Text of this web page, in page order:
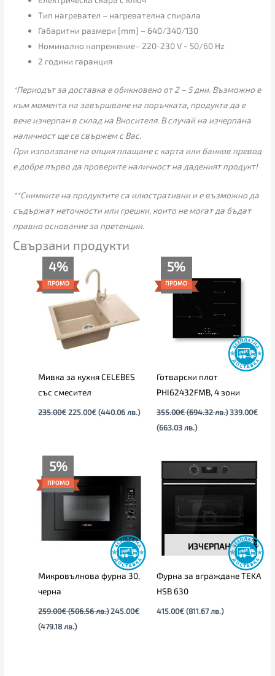
Tип нагревател – нагревателна спирала
Габаритни размери [mm] – 640/340/130
Номинално напрежение– 220-230 V ~ 50/60 Hz
2 години гаранция
*Периодът за доставка е обикновено от 2 – 5 дни. Възможно е
към момента на завършване на поръчката, продукта да е
вече изчерпан в склад на Вносителя. В случай на изчерпана
наличност ще се свържем с Вас.
При използване на опция плащане с карта или банков превод
е добре първо да проверите наличност на даденият продукт!
**Снимките на продуктите са илюстративни и е възможно да
съдържат неточности или грешки, които не могат да бъдат
правно основание за претенции.
Свързани продукти
4%
ПРОМО
Мивка за кухня CELEBES
със смесител
235.00€
price
was:
235.00€.
225.00€
цена
225.00€.
(440.06 лв.)
5%
ПРОМО
Готварски плот
PHI62432FMB, 4 зони
355.00€ (694.32 лв.)
was:
339.00€
(663.03 лв.)
е:
339.00€
лв.).
5%
ПРОМО
Микровълнова фурна 30,
черна
259.00€ (506.56 лв.)
259.00€
(506.56
245.00€
(479.18 лв.)
е:
245.00€
(479.18
ИЗЧЕРПАН
Фурна за вграждане TEKA
HSB 630
415.00€ (811.67 лв.)